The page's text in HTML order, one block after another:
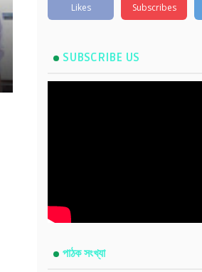
Likes Subscribes
SUBSCRIBE US
পাঠক সংখ্যা